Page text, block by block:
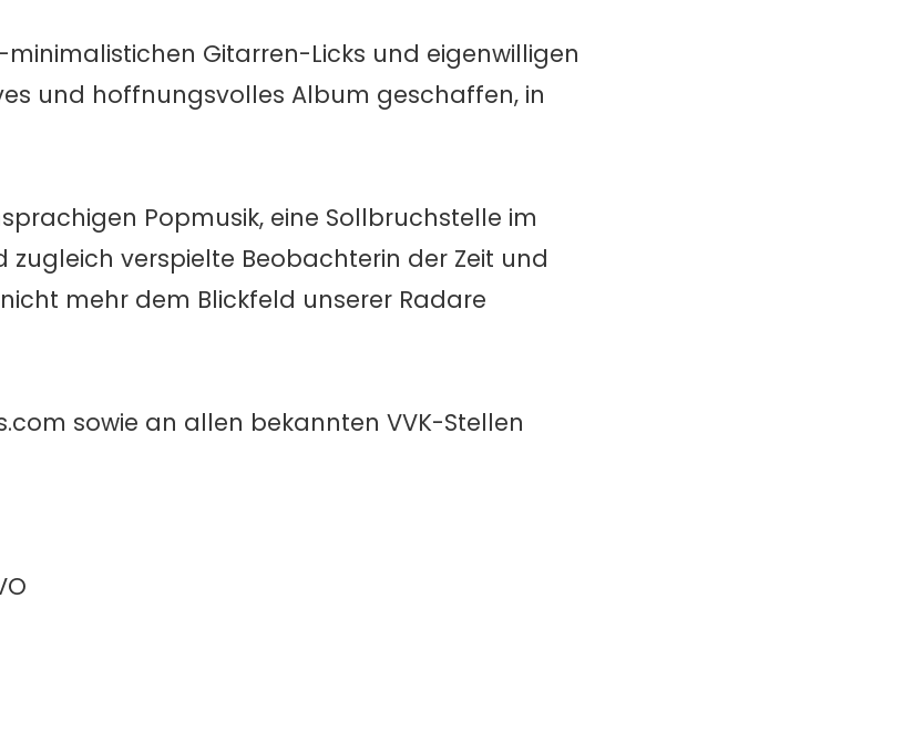
Gitarren-Licks und eigenwilligen
und hoffnungsvolles Album geschaffen, in
Popmusik, eine Sollbruchstelle im
zugleich verspielte Beobachterin der Zeit und
mehr dem Blickfeld unserer Radare
sowie an allen bekannten VVK-Stellen